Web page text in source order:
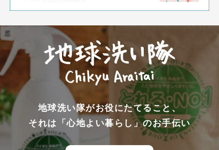
地球洗い隊がお役にたてること、
それは「心地よい暮らし」のお手伝い